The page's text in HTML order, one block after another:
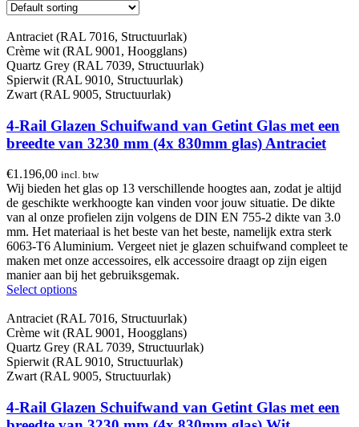
Antraciet (RAL 7016, Structuurlak)
Crème wit (RAL 9001, Hoogglans)
Quartz Grey (RAL 7039, Structuurlak)
Spierwit (RAL 9010, Structuurlak)
Zwart (RAL 9005, Structuurlak)
4-Rail Glazen Schuifwand van Getint Glas met een
breedte van 3230 mm (4x 830mm glas) Antraciet
€1.196,00 incl. btw
Wij bieden het glas op 13 verschillende hoogtes aan, zodat je altijd
de geschikte werkhoogte kan vinden voor jouw situatie. De dikte
van al onze profielen zijn volgens de DIN EN 755-2 dikte van 3.0
mm. Het materiaal is het beste van het beste, namelijk extra sterk
6063-T6 Aluminium. Vergeet niet je glazen schuifwand compleet te
maken met onze accessoires, elk accessoire draagt op zijn eigen
manier aan bij het gebruiksgemak.
Select options
Antraciet (RAL 7016, Structuurlak)
Crème wit (RAL 9001, Hoogglans)
Quartz Grey (RAL 7039, Structuurlak)
Spierwit (RAL 9010, Structuurlak)
Zwart (RAL 9005, Structuurlak)
4-Rail Glazen Schuifwand van Getint Glas met een